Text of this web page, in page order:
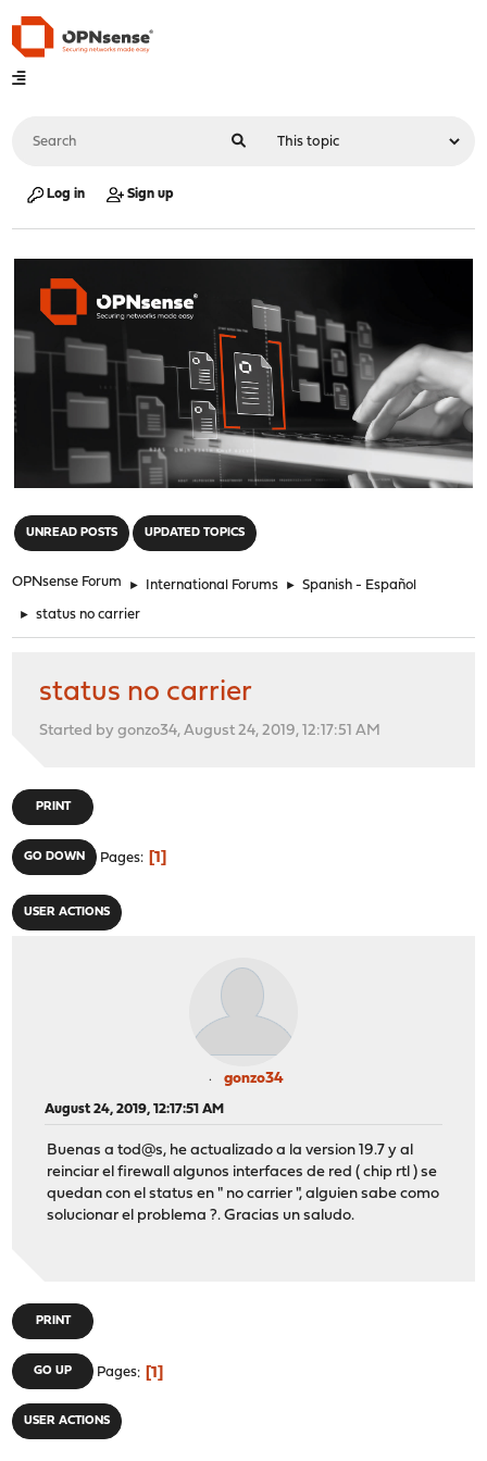
Log in Sign up
UNREAD POSTS UPDATED TOPICS
OPNsense Forum ► International Forums ► Spanish - Español
► status no carrier
status no carrier
Started by gonzo34, August 24, 2019, 12:17:51 AM
PRINT
GO DOWN Pages 1
USER ACTIONS
gonzo34
August 24, 2019, 12:17:51 AM
Buenas a tod@s, he actualizado a la version 19.7 y al
reinciar el firewall algunos interfaces de red ( chip rtl ) se
quedan con el status en " no carrier ", alguien sabe como
solucionar el problema ?. Gracias un saludo.
PRINT
GO UP Pages 1
USER ACTIONS